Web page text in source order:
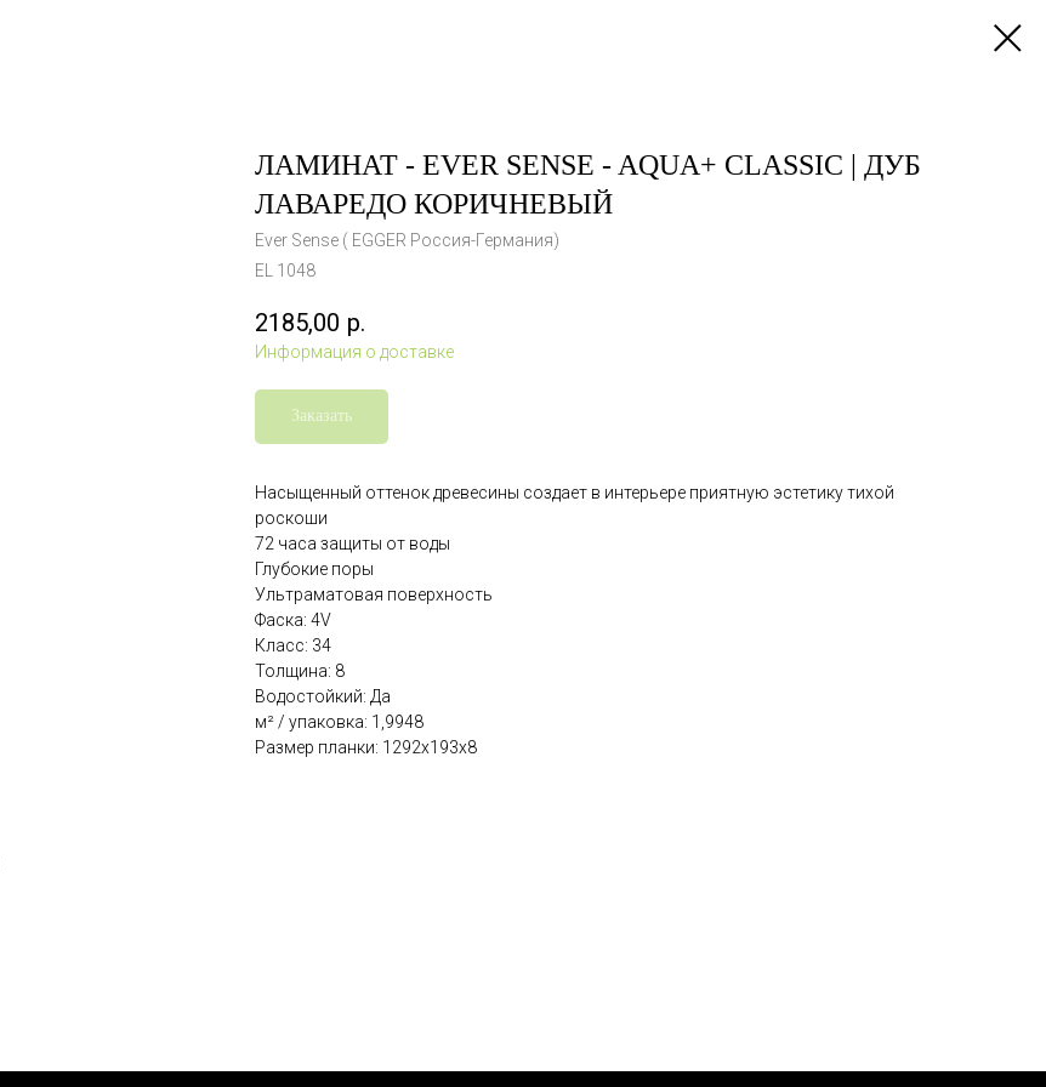
ЛАМИНАТ - EVER SENSE - AQUA+ CLASSIC | ДУБ
ЛАВАРЕДО КОРИЧНЕВЫЙ
Ever Sense ( EGGER Россия-Германия)
EL 1048
2185,00 р.
Информация о доставке
Заказать
Насыщенный оттенок древесины создает в интерьере приятную эстетику тихой
роскоши
72 часа защиты от воды
Глубокие поры
Ультраматовая поверхность
Фаска: 4V
Класс: 34
Толщина: 8
Водостойкий: Да
м² / упаковка: 1,9948
Размер планки: 1292х193х8